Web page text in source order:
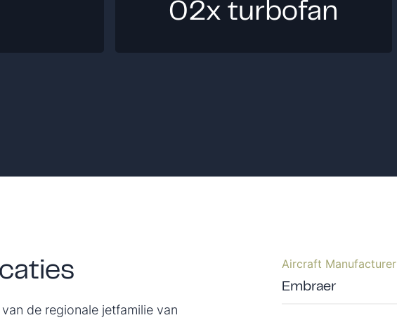
02x turbofan
de regionale jetfamilie van
Aircraft Manufacturer
Embraer